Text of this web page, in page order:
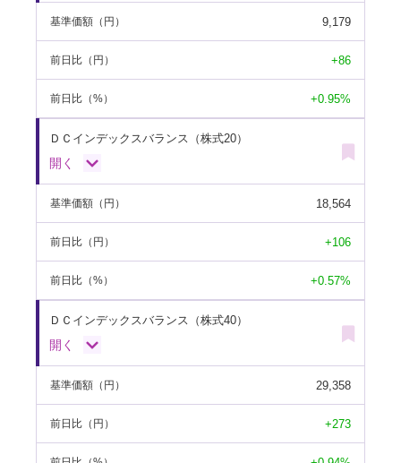
基準価額 （円） 9,179
前日比 （円） +86
前日比 （%） +0.95%
ＤＣインデックスバランス（株式20）
開く
基準価額 （円） 18,564
前日比 （円） +106
前日比 （%） +0.57%
ＤＣインデックスバランス（株式40）
開く
基準価額 （円） 29,358
前日比 （円） +273